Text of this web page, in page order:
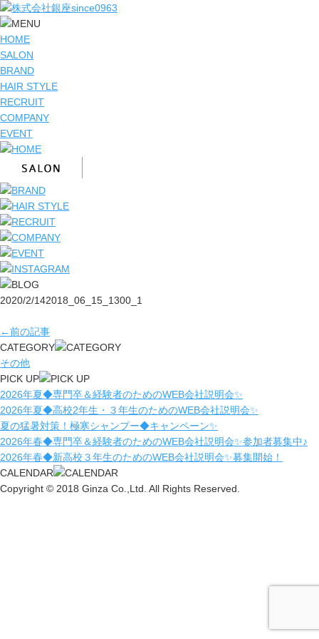
HOME
SALON
BRAND
HAIR STYLE
RECRUIT
COMPANY
EVENT
2020/2/142018_06_15_1300_1
←前の記事
CATEGORY
その他
PICK UP
2026年夏◆専門卒＆経験者のためのWEB会社説明会✨
2026年夏◆高校2年生・３年生のためのWEB会社説明会✨
夏の猛暑対策！極寒シャンプー◆キャンペーン✨
2026年春◆専門卒＆経験者のためのWEB会社説明会✨参加者募集中♪
2026年春◆新高校３年生のためのWEB会社説明会✨募集開始！
CALENDAR
Copyright © 2018 Ginza Co.,Ltd. All Rights Reserved.